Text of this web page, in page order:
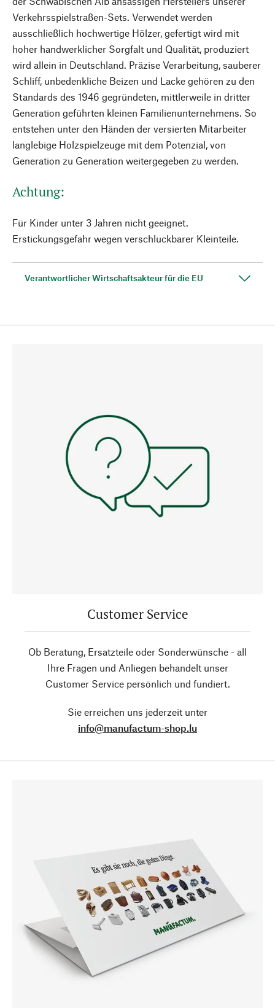
Verkehrsspielstraßen-Sets. Verwendet werden
ausschließlich hochwertige Hölzer, gefertigt wird mit
hoher handwerklicher Sorgfalt und Qualität, produziert
wird allein in Deutschland. Präzise Verarbeitung, sauberer
Schliff, unbedenkliche Beizen und Lacke gehören zu den
Standards des 1946 gegründeten, mittlerweile in dritter
Generation geführten kleinen Familienunternehmens. So
entstehen unter den Händen der versierten Mitarbeiter
langlebige Holzspielzeuge mit dem Potenzial, von
Generation zu Generation weitergegeben zu werden.
Achtung:
Für Kinder unter 3 Jahren nicht geeignet.
Erstickungsgefahr wegen verschluckbarer Kleinteile.
Verantwortlicher Wirtschaftsakteur für die EU
Customer Service
Ob Beratung, Ersatzteile oder Sonderwünsche - all
Ihre Fragen und Anliegen behandelt unser
Customer Service persönlich und fundiert.
Sie erreichen uns jederzeit unter
info@manufactum-shop.lu